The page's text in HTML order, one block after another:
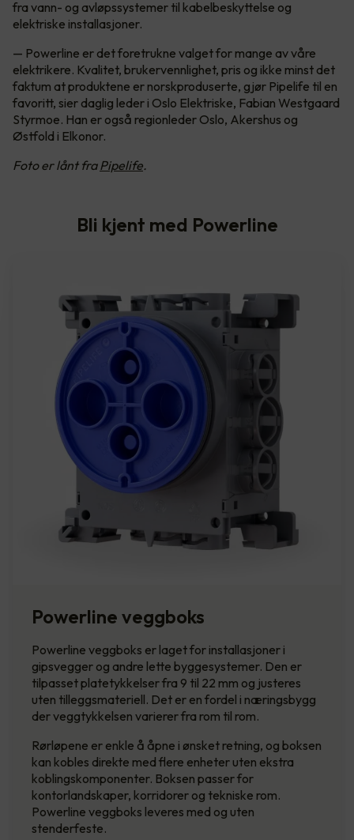
fra vann- og avløpssystemer til kabelbeskyttelse og
elektriske installasjoner.
— Powerline er det foretrukne valget for mange av våre
elektrikere. Kvalitet, brukervennlighet, pris og ikke minst det
faktum at produktene er norskproduserte, gjør Pipelife til en
favoritt, sier daglig leder i Oslo Elektriske, Fabian Westgaard
Styrmoe. Han er også regionleder Oslo, Akershus og
Østfold i Elkonor.
Foto er lånt fraPipelife.
Bli kjent med Powerline
Powerline veggboks
Powerline veggboks er laget for installasjoner i
gipsvegger og andre lette byggesystemer. Den er
tilpasset platetykkelser fra 9 til 22 mm og justeres
uten tilleggsmateriell. Det er en fordel i næringsbygg
der veggtykkelsen varierer fra rom til rom.
Rørløpene er enkle å åpne i ønsket retning, og boksen
kan kobles direkte med flere enheter uten ekstra
koblingskomponenter. Boksen passer for
kontorlandskaper, korridorer og tekniske rom.
Powerline veggboks leveres med og uten
stenderfeste.